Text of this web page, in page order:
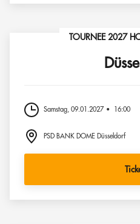
TOURNEE 2027
Samstag, 09.01.2027 16:00
PSD BANK DOME Düsseldorf